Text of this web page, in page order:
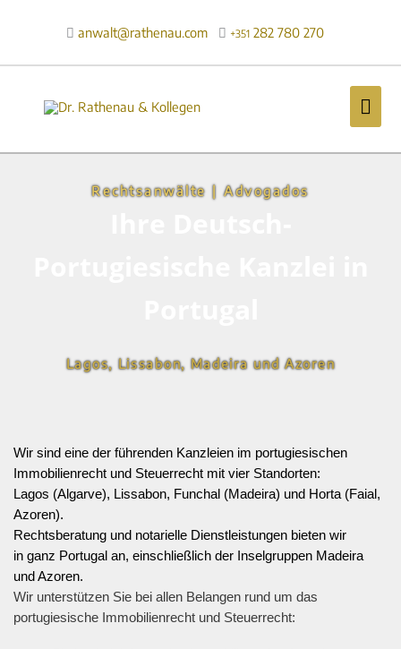
 anwalt@rathenau.com +351 282 780 270
Rechtsanwälte | Advogados
Lagos, Lissabon, Madeira und Azoren
Wir sind eine der führenden Kanzleien im portugiesischen
Immobilienrecht und Steuerrecht mit vier Standorten:
Lagos (Algarve), Lissabon, Funchal (Madeira) und Horta (Faial,
Azoren).
Rechtsberatung und notarielle Dienstleistungen bieten wir
in ganz Portugal an, einschließlich der Inselgruppen Madeira
und Azoren.
Wir unterstützen Sie bei allen Belangen rund um das
portugiesische Immobilienrecht und Steuerrecht: